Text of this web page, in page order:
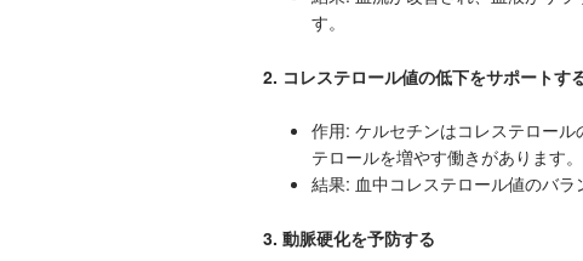
す。
2. コレステロール値の低下をサポートす
作用: ケルセチンはコレステロー
テロールを増やす働きがあります。
結果: 血中コレステロール値のバラ
3. 動脈硬化を予防する